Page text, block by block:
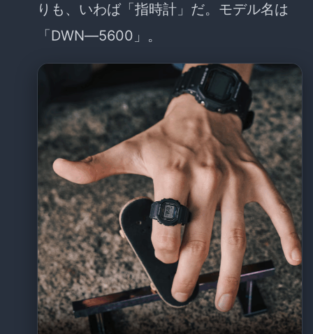
りも、いわば「指時計」だ。モデル名は
「DWN―5600」。